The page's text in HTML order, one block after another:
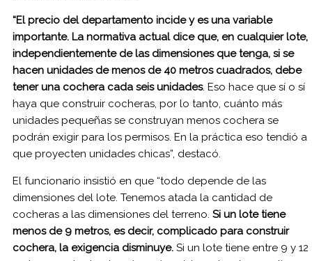
“El precio del departamento incide y es una variable
importante. La normativa actual dice que, en cualquier lote,
independientemente de las dimensiones que tenga, si se
hacen unidades de menos de 40 metros cuadrados, debe
tener una cochera cada seis unidades. Eso hace que sí o sí
haya que construir cocheras, por lo tanto, cuánto más
unidades pequeñas se construyan menos cochera se
podrán exigir para los permisos. En la práctica eso tendió a
que proyecten unidades chicas”, destacó.
El funcionario insistió en que “todo depende de las
dimensiones del lote. Tenemos atada la cantidad de
cocheras a las dimensiones del terreno. Si un lote tiene
menos de 9 metros, es decir, complicado para construir
cochera, la exigencia disminuye. Si un lote tiene entre 9 y 12